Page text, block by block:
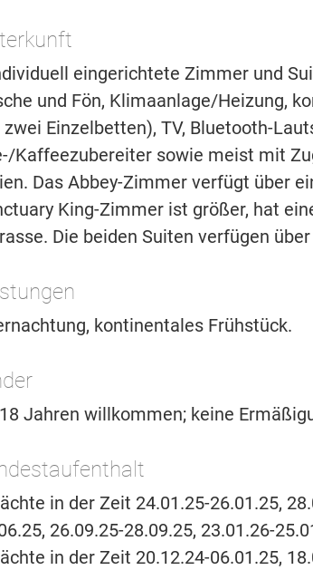
eingerichtete Zimmer und
und Fön, Klimaanlage/Heizung,
Einzelbetten), TV, Bluetooth-
Kaffeezubereiter sowie meist mit
Das Abbey-Zimmer verfügt über
King-Zimmer ist größer, hat
Die beiden Suiten verfügen
kontinentales Frühstück.
Jahren willkommen; keine
in der Zeit 24.01.25-26.01.25,
26.09.25-28.09.25, 23.01.26-
in der Zeit 20.12.24-06.01.25,